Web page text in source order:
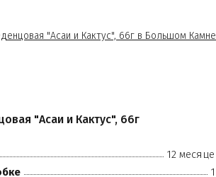
"Асаи и Кактус", 66г
12